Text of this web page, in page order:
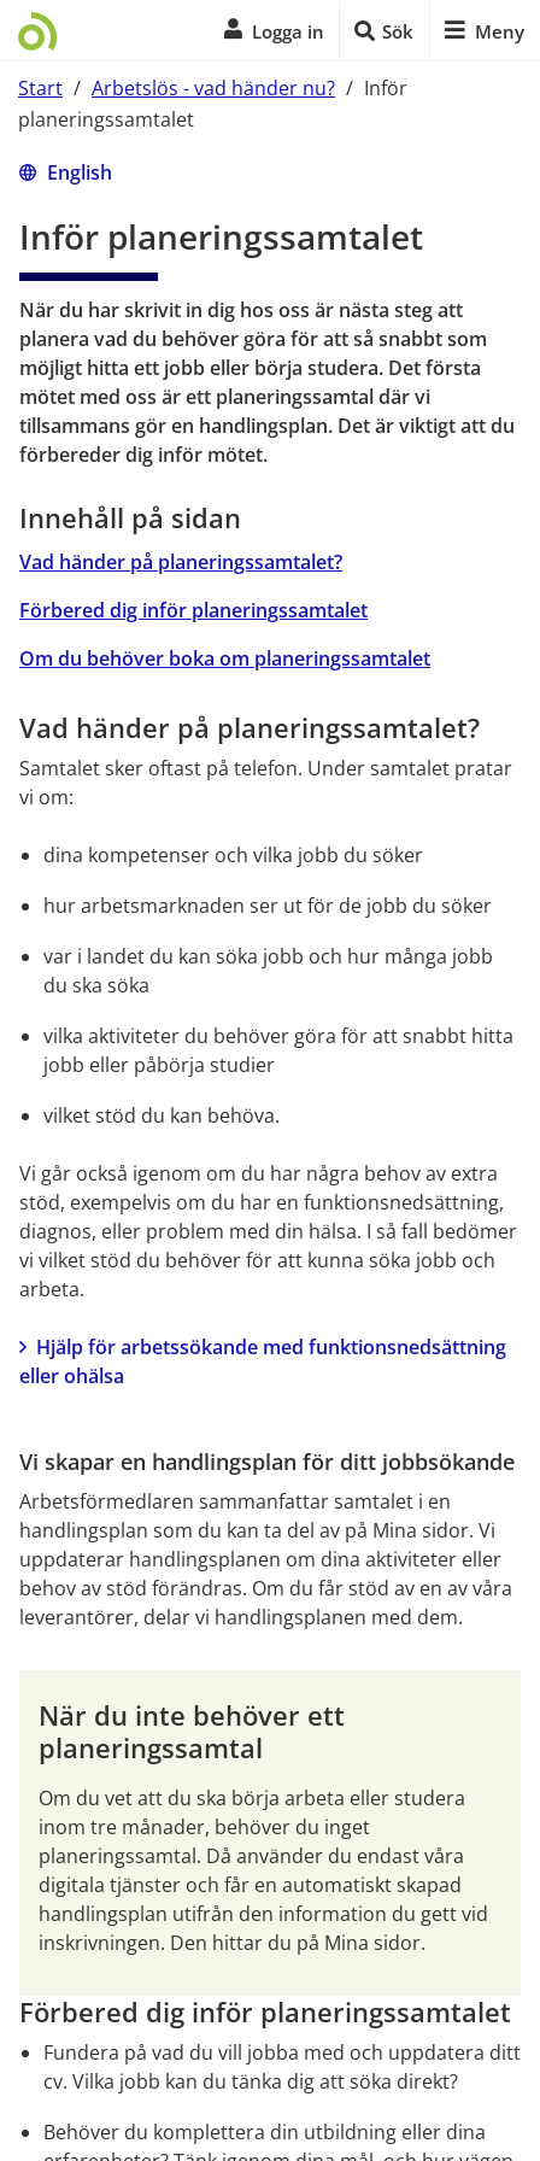
Logga in Sök Meny
Start / Arbetslös - vad händer nu? / Inför
planeringssamtalet
English
Inför planeringssamtalet
När du har skrivit in dig hos oss är nästa steg att
planera vad du behöver göra för att så snabbt som
möjligt hitta ett jobb eller börja studera. Det första
mötet med oss är ett planeringssamtal där vi
tillsammans gör en handlingsplan. Det är viktigt att du
förbereder dig inför mötet.
Innehåll på sidan
Vad händer på planeringssamtalet?
Förbered dig inför planeringssamtalet
Om du behöver boka om planeringssamtalet
Vad händer på planeringssamtalet?
Samtalet sker oftast på telefon. Under samtalet pratar
vi om:
dina kompetenser och vilka jobb du söker
hur arbetsmarknaden ser ut för de jobb du söker
var i landet du kan söka jobb och hur många jobb
du ska söka
vilka aktiviteter du behöver göra för att snabbt hitta
jobb eller påbörja studier
vilket stöd du kan behöva.
Vi går också igenom om du har några behov av extra
stöd, exempelvis om du har en funktionsnedsättning,
diagnos, eller problem med din hälsa. I så fall bedömer
vi vilket stöd du behöver för att kunna söka jobb och
arbeta.
Hjälp för arbetssökande med funktionsnedsättning
eller ohälsa
Vi skapar en handlingsplan för ditt jobbsökande
Arbetsförmedlaren sammanfattar samtalet i en
handlingsplan som du kan ta del av på Mina sidor. Vi
uppdaterar handlingsplanen om dina aktiviteter eller
behov av stöd förändras. Om du får stöd av en av våra
leverantörer, delar vi handlingsplanen med dem.
När du inte behöver ett
planeringssamtal
Om du vet att du ska börja arbeta eller studera
inom tre månader, behöver du inget
planeringssamtal. Då använder du endast våra
digitala tjänster och får en automatiskt skapad
handlingsplan utifrån den information du gett vid
inskrivningen. Den hittar du på Mina sidor.
Förbered dig inför planeringssamtalet
Fundera på vad du vill jobba med och uppdatera ditt
cv. Vilka jobb kan du tänka dig att söka direkt?
Behöver du komplettera din utbildning eller dina